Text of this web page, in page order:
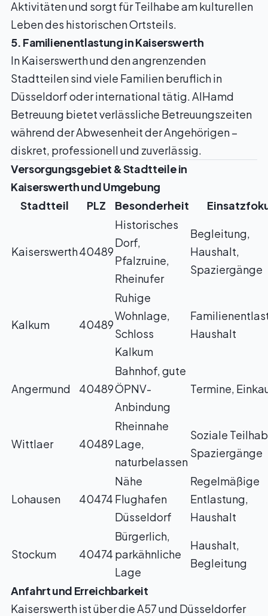
Aktivitäten und sorgt für Teilhabe am kulturellen
Leben des historischen Ortsteils.
5. Familienentlastung in Kaiserswerth
In Kaiserswerth und den angrenzenden
Stadtteilen sind viele Familien beruflich in
Düsseldorf oder international tätig. AlHamd
Betreuung bietet verlässliche Betreuungszeiten
während der Abwesenheit der Angehörigen –
diskret, professionell und zuverlässig.
Versorgungsgebiet & Stadtteile in
Kaiserswerth und Umgebung
Stadtteil
PLZ Besonderheit
Kaiserswerth40489
Historisches
Dorf,
Pfalzruine,
Rheinufer
Begleitung,
Haushalt,
Spaziergänge
Kalkum 40489
Ruhige
Wohnlage,
Schloss
Kalkum
Haushalt
Angermund 40489
Bahnhof, gute
ÖPNV-
Anbindung
Termine,
Wittlaer 40489
Rheinnahe
Lage,
naturbelassen
Soziale
Spaziergänge
Lohausen 40474
Nähe
Flughafen
Düsseldorf
Regelmäßige
Entlastung,
Haushalt
Stockum 40474
Bürgerlich,
parkähnliche
Lage
Haushalt,
Begleitung
Anfahrt und Erreichbarkeit
Kaiserswerth ist über die A57 und Düsseldorfer